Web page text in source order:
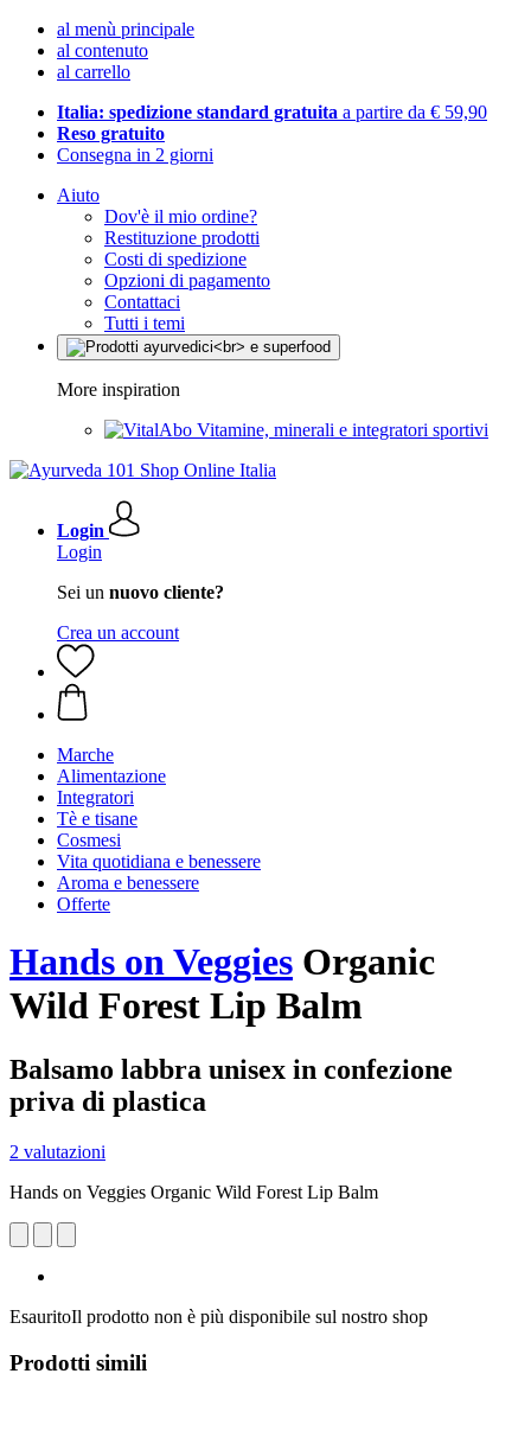
al menù principale
al contenuto
al carrello
Italia: spedizione standard gratuita a partire da € 59,90
Reso gratuito
Consegna in 2 giorni
Aiuto
Dov'è il mio ordine?
Restituzione prodotti
Costi di spedizione
Opzioni di pagamento
Contattaci
Tutti i temi
More inspiration
Vitamine, minerali e integratori sportivi
Login
Login
Sei un nuovo cliente?
Crea un account
Marche
Alimentazione
Integratori
Tè e tisane
Cosmesi
Vita quotidiana e benessere
Aroma e benessere
Offerte
Hands on Veggies Organic
Wild Forest Lip Balm
Balsamo labbra unisex in confezione
priva di plastica
2 valutazioni
Hands on Veggies Organic Wild Forest Lip Balm
EsauritoIl prodotto non è più disponibile sul nostro shop
Prodotti simili